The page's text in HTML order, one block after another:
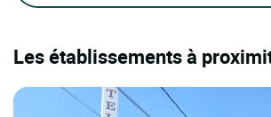
Les établissements à